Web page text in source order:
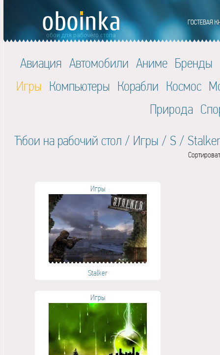
Авиация Автомобили Аниме Бренды
Игры Компьютеры Корабли Космос
Природа
Ћбои на рабочий стол / Игры / S / Stalker
Игры
Stalker
Игры